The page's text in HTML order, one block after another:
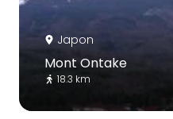
Japon
Mont Ontake
18.3 km